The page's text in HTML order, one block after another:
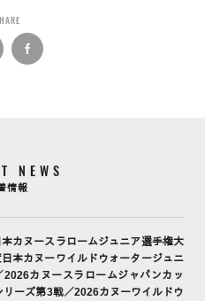
NEWS
情報
本カヌースラロームジュニア選手権大
本カヌーワイルドウォータージュニ
2026カヌースラロームジャパンカッ
リーズ第3戦／2026カヌーワイルドウ